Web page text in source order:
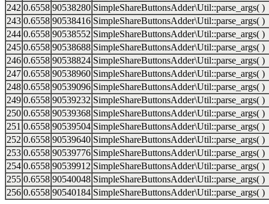
242 0.6558 90538280 SimpleShareButtonsAdder\Util::parse_args( )
243 0.6558 90538416 SimpleShareButtonsAdder\Util::parse_args( )
244 0.6558 90538552 SimpleShareButtonsAdder\Util::parse_args( )
245 0.6558 90538688 SimpleShareButtonsAdder\Util::parse_args( )
246 0.6558 90538824 SimpleShareButtonsAdder\Util::parse_args( )
247 0.6558 90538960 SimpleShareButtonsAdder\Util::parse_args( )
248 0.6558 90539096 SimpleShareButtonsAdder\Util::parse_args( )
249 0.6558 90539232 SimpleShareButtonsAdder\Util::parse_args( )
250 0.6558 90539368 SimpleShareButtonsAdder\Util::parse_args( )
251 0.6558 90539504 SimpleShareButtonsAdder\Util::parse_args( )
252 0.6558 90539640 SimpleShareButtonsAdder\Util::parse_args( )
253 0.6558 90539776 SimpleShareButtonsAdder\Util::parse_args( )
254 0.6558 90539912 SimpleShareButtonsAdder\Util::parse_args( )
255 0.6558 90540048 SimpleShareButtonsAdder\Util::parse_args( )
256 0.6558 90540184 SimpleShareButtonsAdder\Util::parse_args( )